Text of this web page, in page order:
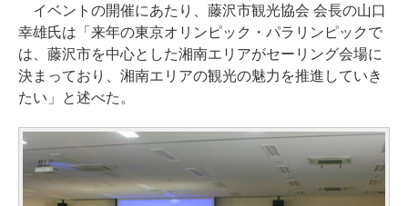
イベントの開催にあたり、藤沢市観光協会 会長の山口
幸雄氏は「来年の東京オリンピック・パラリンピックで
は、藤沢市を中心とした湘南エリアがセーリング会場に
決まっており、湘南エリアの観光の魅力を推進していき
たい」と述べた。